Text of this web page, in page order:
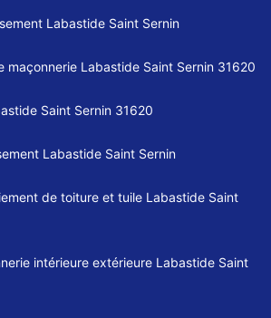
Labastide Saint Sernin
maçonnerie Labastide Saint Sernin 31620
Saint Sernin 31620
Labastide Saint Sernin
de toiture et tuile Labastide Saint
intérieure extérieure Labastide Saint